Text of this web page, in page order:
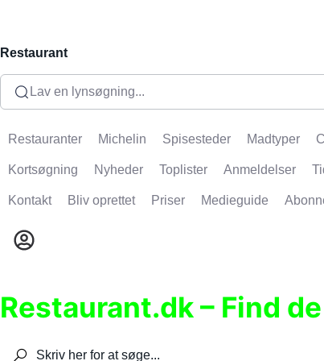
Restaurant
Lav en lynsøgning...
Restauranter Michelin Spisesteder Madtyper
Kortsøgning Nyheder Toplister Anmeldelser
Kontakt Bliv oprettet Priser Medieguide
Restaurant.dk – Find